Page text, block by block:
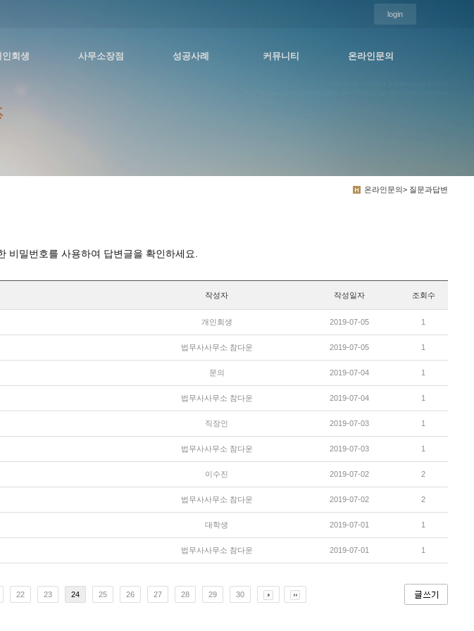
login
인회생 사무소장점 성공사례 커뮤니티 온라인문의
온라인문의> 질문과답변
비밀번호를 사용하여 답변글을 확인하세요.
작성자 작성일자 조회수
개인회생 2019-07-05 1
법무사사무소 참다운 2019-07-05 1
문의 2019-07-04 1
법무사사무소 참다운 2019-07-04 1
직장인 2019-07-03 1
법무사사무소 참다운 2019-07-03 1
이수진 2019-07-02 2
법무사사무소 참다운 2019-07-02 2
대학생 2019-07-01 1
법무사사무소 참다운 2019-07-01 1
22 23 24 25 26 27 28 29 30